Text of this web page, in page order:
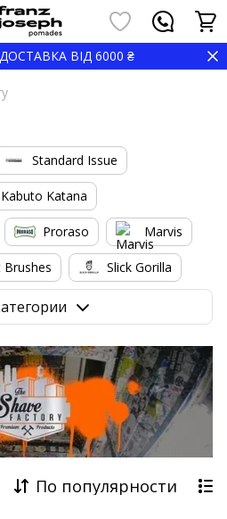
ВІД 6000 ₴
Standard Issue
Kabuto Katana
Proraso Marvis
Brushes Slick Gorilla
Top Capes YOPE
American Crew
Floid Derby
По популярности